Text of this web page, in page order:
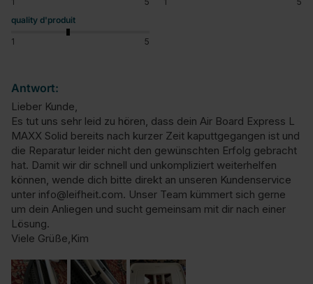
quality d'produit
1 5
Antwort:
Lieber Kunde,
Es tut uns sehr leid zu hören, dass dein Air Board Express L
MAXX Solid bereits nach kurzer Zeit kaputtgegangen ist und
die Reparatur leider nicht den gewünschten Erfolg gebracht
hat. Damit wir dir schnell und unkompliziert weiterhelfen
können, wende dich bitte direkt an unseren Kundenservice
unter info@leifheit.com. Unser Team kümmert sich gerne
um dein Anliegen und sucht gemeinsam mit dir nach einer
Lösung.
Viele Grüße,Kim